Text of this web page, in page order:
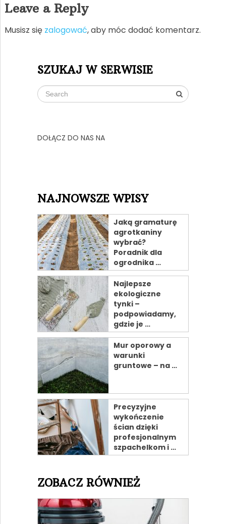
Leave a Reply
Musisz się zalogować, aby móc dodać komentarz.
SZUKAJ W SERWISIE
DOŁĄCZ DO NAS NA
NAJNOWSZE WPISY
Jaką gramaturę
agrotkaniny
wybrać?
Poradnik dla
ogrodnika …
Najlepsze
ekologiczne
tynki –
podpowiadamy,
gdzie je …
Mur oporowy a
warunki
gruntowe – na …
Precyzyjne
wykończenie
ścian dzięki
profesjonalnym
szpachelkom i …
ZOBACZ RÓWNIEŻ